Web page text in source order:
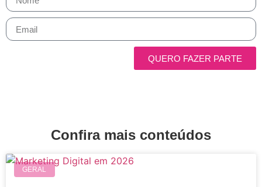
QUERO FAZER PARTE
Confira mais conteúdos
GERAL